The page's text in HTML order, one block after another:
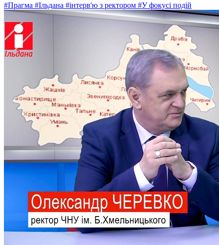
#Прагма #Ільдана #інтерв'ю з ректором #У фокусі подій